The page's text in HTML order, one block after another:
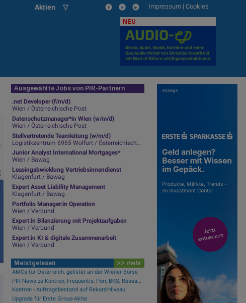
Aktien ▽ Impressum | Cookies
NEU
Ausgewählte Jobs von PIR-Partnern
.net Developer (f/m/d)
Wien / Österreichische Post
Datenschutzmanager*in Wien (w/m/d)
Wien / Österreichische Post
Stellvertretende Teamleitung (w/m/d)
Logistikzentrum 6965 Wolfurt / Österreichische Post
Junior Analyst International Mortgages*
Wien / Bawag
Leasingabwicklung Vertriebsinnendienst
Klagenfurt / Bawag
Expert Asset Liability Management
Klagenfurt / Bawag
Portfolio Manager:in Operation
Wien / Verbund
Expert:in Bilanzierung mit Projektaufgaben
Wien / Verbund
Expert:in KI & digitale Zusammenarbeit
Wien / Verbund
Meistgelesen >> mehr
AMCs für Österreich, gelistet an der Wiener Börse
PIR-News zu Kontron, Frequentis, Porr, BKS, Research zu Erste Group, Verbund (Christine Petzwinkler)
Kontron - Auftragsbestand auf Rekord-Niveau
Upgrade für Erste Group-Aktie